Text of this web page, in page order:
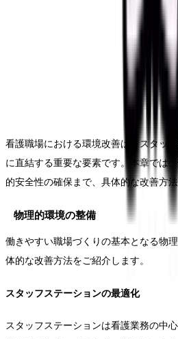
看護職場における環境改善は、スタッ
に直結する重要な要素です。本章では
的安全性の確保まで、具体的な改善方
物理的環境の整備
働きやすい職場づくりの基本となる物
体的な改善方法をご紹介します。
スタッフステーションの最適化
スタッフステーションは看護業務の中